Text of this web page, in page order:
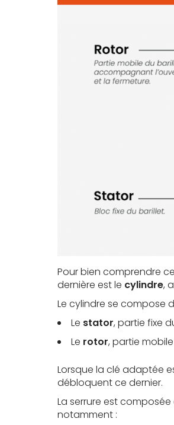
Pour bien comprendre
dernière est le cylindre,
Le cylindre se compose
Le stator, partie fixe
Le rotor, partie
Lorsque la clé adaptée
débloquent ce dernier.
La serrure est
notamment :